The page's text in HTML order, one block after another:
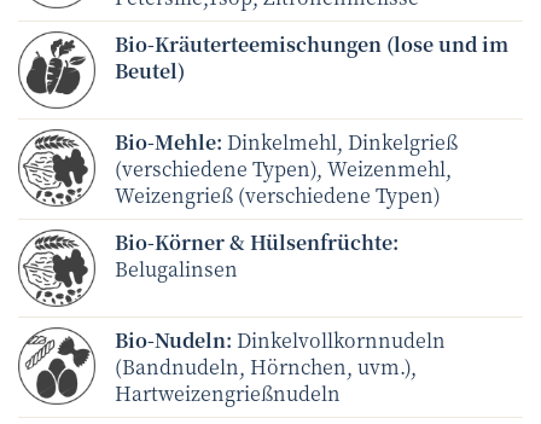
Bio-Kräuterteemischungen (lose und im
Beutel)
Bio-Mehle: Dinkelmehl, Dinkelgrieß
(verschiedene Typen), Weizenmehl,
Weizengrieß (verschiedene Typen)
Bio-Körner & Hülsenfrüchte:
Belugalinsen
Bio-Nudeln: Dinkelvollkornnudeln
(Bandnudeln, Hörnchen, uvm.),
Hartweizengrießnudeln